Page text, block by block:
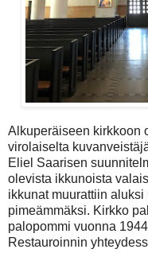
Alkuperäiseen kirkkoon
virolaiselta
Eliel Saarisen
olevista ikkunoista
ikkunat muurattiin
pimeämmäksi. Kirkko
palopommi vuonna
Restauroinnin